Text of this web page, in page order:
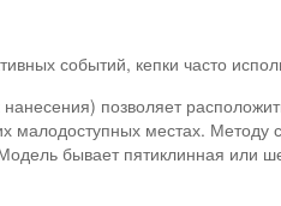
событий, кепки часто
позволяет
малодоступных местах.
бывает пятиклинная или